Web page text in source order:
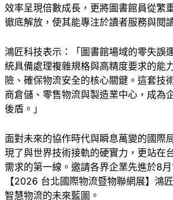
效率呈現倍數成長，更將圖書館員從繁
徹底解放，使其能專注於讀者服務與閱
鴻匠科技表示：「圖書館場域的零失誤
統具備處理複雜規格與高精度要求的能
險、確保物流安全的核心關鍵。這套技
商倉儲、零售物流與製造業中心，成為
後盾。」
面對未來的協作時代與瞬息萬變的國際
現了與世界技術接軌的硬實力，更站在
需求的第一線。邀請各界企業先進於8
【2026 台北國際物流暨物聯網展】鴻
智慧物流的未來藍圖。